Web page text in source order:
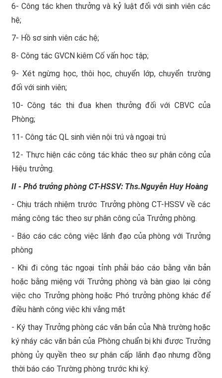
6- Công tác khen thưởng và kỷ luật đối với sinh viên các
hệ;
7- Hồ sơ sinh viên các hệ;
8- Công tác GVCN kiêm Cố vấn học tập;
9- Xét ngừng học, thôi học, chuyển lớp, chuyển trường
đối với sinh viên;
10- Công tác thi đua khen thưởng đối với CBVC của
Phòng;
11- Công tác QL sinh viên nội trú và ngoại trú
12- Thực hiện các công tác khác theo sự phân công của
Hiệu trưởng.
II - Phó trưởng phòng CT-HSSV: Ths.Nguyễn Huy Hoàng
- Chịu trách nhiệm trước Trưởng phòng CT-HSSV về các
mảng công tác theo sự phân công của Trưởng phòng.
- Báo cáo các công việc lãnh đạo của phòng với Trưởng
phòng
- Khi đi công tác ngoại tỉnh phải báo cáo bằng văn bản
hoặc bằng miệng với Trưởng phòng và bàn giao lại công
việc cho Trưởng phòng hoặc Phó trưởng phòng khác để
điều hành công việc khi vắng mặt
- Ký thay Trưởng phòng các văn bản của Nhà trường hoặc
ký nháy các văn bản của Phòng chuẩn bị khi được Trưởng
phòng ủy quyền theo sự phân cấp lãnh đạo nhưng đồng
thời báo cáo Trường phòng trước khi ký.